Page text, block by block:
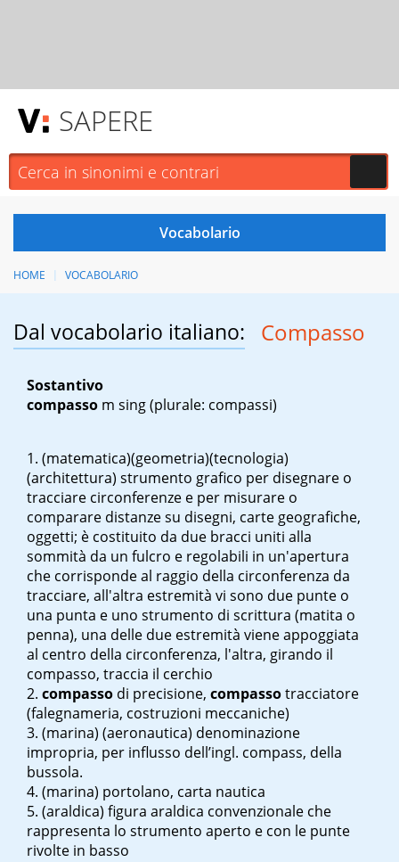
SAPERE
HOME VOCABOLARIO
Dal vocabolario italiano: Compasso
Sostantivo
compasso m sing(plurale: compassi)
(matematica)(geometria)(tecnologia)
(architettura) strumento grafico per disegnare o
tracciare circonferenze e per misurare o
comparare distanze su disegni, carte geografiche,
oggetti; è costituito da due bracci uniti alla
sommità da un fulcro e regolabili in un'apertura
che corrisponde al raggio della circonferenza da
tracciare, all'altra estremità vi sono due punte o
una punta e uno strumento di scrittura (matita o
penna), una delle due estremità viene appoggiata
al centro della circonferenza, l'altra, girando il
compasso, traccia il cerchio
compasso di precisione, compassotracciatore
(falegnameria, costruzioni meccaniche)
(marina) (aeronautica) denominazione
impropria, per influsso dell’ingl. compass, della
bussola.
(marina) portolano, carta nautica
(araldica) figura araldica convenzionale che
rappresenta lo strumento aperto e con le punte
rivolte in basso